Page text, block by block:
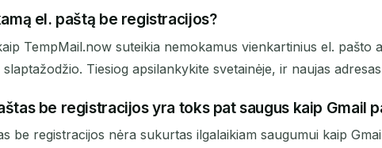
el. paštą be registracijos?
TempMail.now suteikia nemokamus vienkartinius el.
Tiesiog apsilankykite svetainėje, ir naujas
be registracijos yra toks pat saugus kaip Gmail
be registracijos nėra sukurtas ilgalaikiam saugumui kaip